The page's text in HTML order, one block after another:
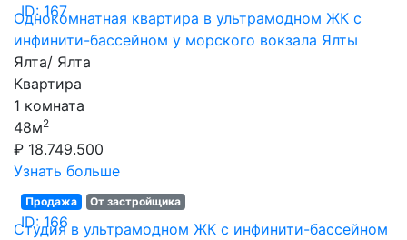
ID: 167
Однокомнатная квартира в ультрамодном ЖК с
инфинити-бассейном у морского вокзала Ялты
Ялта/ Ялта
Квартира
1 комната
48м2
₽ 18.749.500
Узнать больше
Продажа От застройщика
ID: 166
Студия в ультрамодном ЖК с инфинити-бассейном